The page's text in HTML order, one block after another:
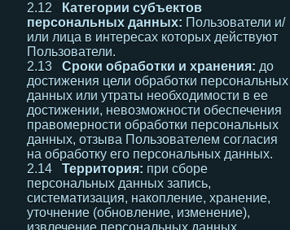
Категории субъектов
персональных данных: Пользователи и/
или лица в интересах которых действуют
Пользователи.
Сроки обработки и хранения: до
достижения цели обработки персональных
данных или утраты необходимости в ее
достижении, невозможности обеспечения
правомерности обработки персональных
данных, отзыва Пользователем согласия
на обработку его персональных данных.
Территория: при сборе
персональных данных запись,
систематизация, накопление, хранение,
уточнение (обновление, изменение),
извлечение персональных данных